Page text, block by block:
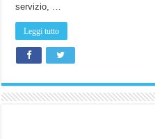
servizio, …
Leggi tutto